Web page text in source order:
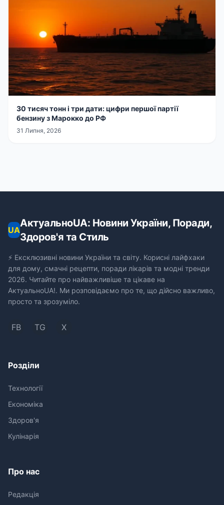
30 тисяч тонн і три дати: цифри першої партії
бензину з Марокко до РФ
31 Липня, 2026
UA
АктуальноUA: Новини України, Поради,
Здоров'я та Стиль
⚡ Ексклюзивні новини України та світу. Корисні лайфхаки
для дому, смачні рецепти, поради лікарів та модні тренди
2026. Читайте про найважливіше та цікаве на
АктуальноUA!. Ми розповідаємо про те, що дійсно важливо,
просто та зрозуміло.
FB TG X
Розділи
Технології
Економіка
Здоров'я
Кулінарія
Про нас
Редакція